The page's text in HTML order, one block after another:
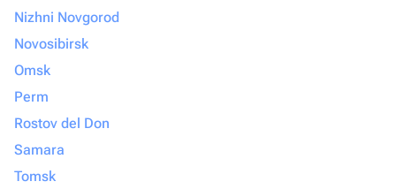
Nizhni Novgorod
Novosibirsk
Omsk
Perm
Rostov del Don
Samara
Tomsk